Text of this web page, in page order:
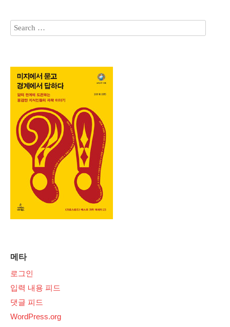
메타
로그인
입력 내용 피드
댓글 피드
WordPress.org